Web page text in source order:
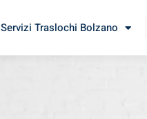
Servizi Traslochi Bolzano